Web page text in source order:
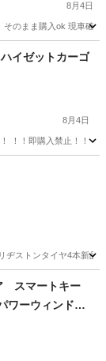
8月4日
そのまま購入ok 現
イゼットカーゴ
8月4日
！！即購入禁止！！
ヂストンタイヤ4本新
スマートキー
ーウィンド
（車検整備